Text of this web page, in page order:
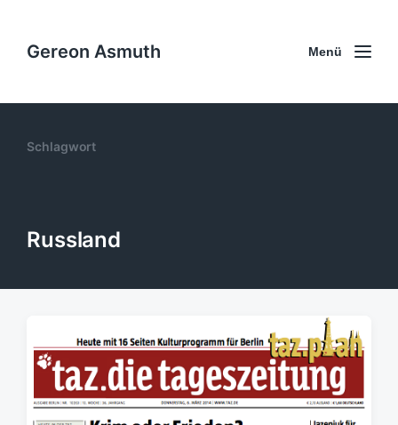
Gereon Asmuth Menü
Schlagwort
Russland